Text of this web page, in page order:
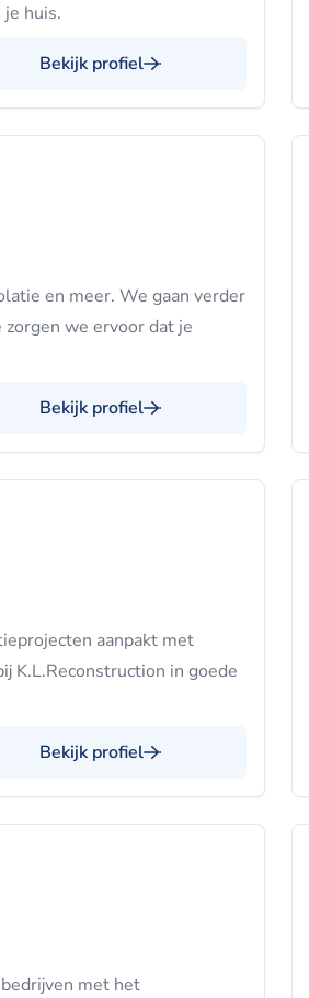
huis.
Bekijk profiel
en meer. We gaan verder
we ervoor dat je
Bekijk profiel
aanpakt met
K.L.Reconstruction in goede
Bekijk profiel
met het